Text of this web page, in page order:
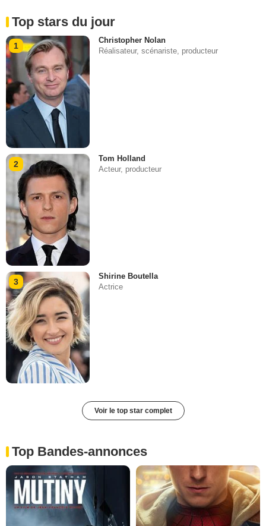
Top stars du jour
1
Christopher Nolan
Réalisateur, scénariste, producteur
2
Tom Holland
Acteur, producteur
3
Shirine Boutella
Actrice
Voir le top star complet
Top Bandes-annonces